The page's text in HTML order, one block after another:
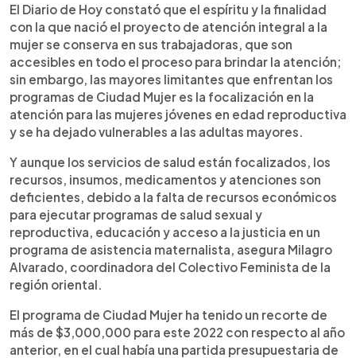
El Diario de Hoy constató que el espíritu y la finalidad
con la que nació el proyecto de atención integral a la
mujer se conserva en sus trabajadoras, que son
accesibles en todo el proceso para brindar la atención;
sin embargo, las mayores limitantes que enfrentan los
programas de Ciudad Mujer es la focalización en la
atención para las mujeres jóvenes en edad reproductiva
y se ha dejado vulnerables a las adultas mayores.
Y aunque los servicios de salud están focalizados, los
recursos, insumos, medicamentos y atenciones son
deficientes, debido a la falta de recursos económicos
para ejecutar programas de salud sexual y
reproductiva, educación y acceso a la justicia en un
programa de asistencia maternalista, asegura Milagro
Alvarado, coordinadora del Colectivo Feminista de la
región oriental.
El programa de Ciudad Mujer ha tenido un recorte de
más de $3,000,000 para este 2022 con respecto al año
anterior, en el cual había una partida presupuestaria de